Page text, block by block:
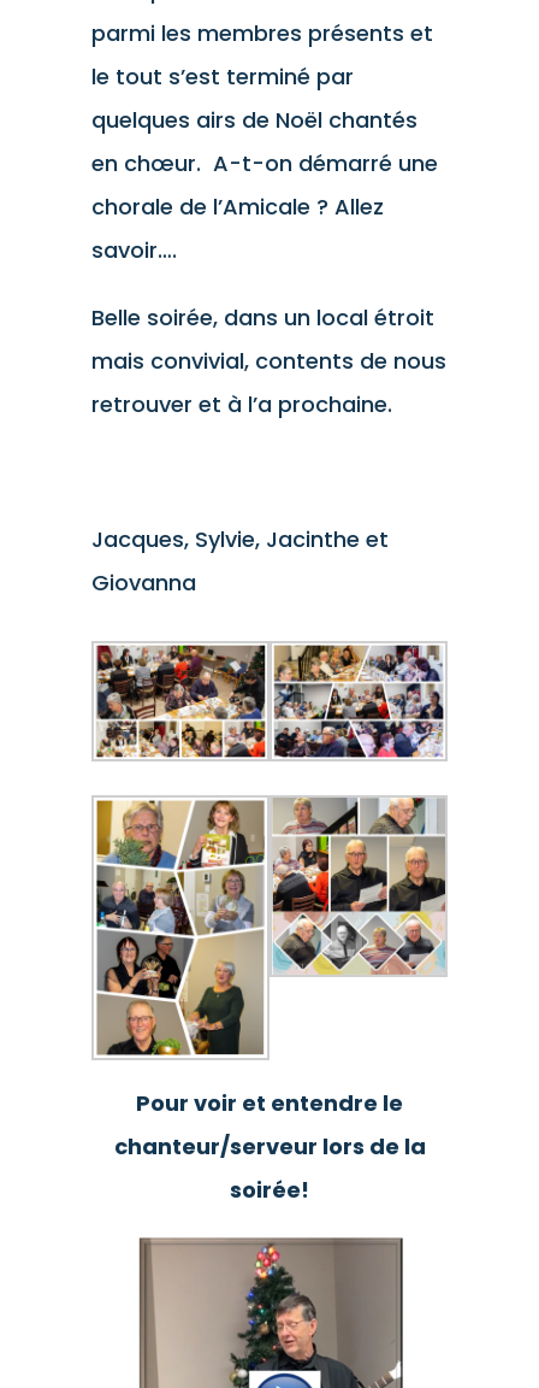
parmi les membres présents et
le tout s’est terminé par
quelques airs de Noël chantés
en chœur. A-t-on démarré une
chorale de l’Amicale ? Allez
savoir….
Belle soirée, dans un local étroit
mais convivial, contents de nous
retrouver et à l’a prochaine.
Jacques, Sylvie, Jacinthe et
Giovanna
Pour voir et entendre le
chanteur/serveur lors de la
soirée!